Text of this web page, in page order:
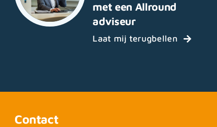
met een Allround
adviseur
Laat mij terugbellen
Contact